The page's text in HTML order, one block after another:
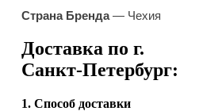
Страна Бренда— Чехия
Доставка по г.
Санкт-Петербург:
1. Способ доставки